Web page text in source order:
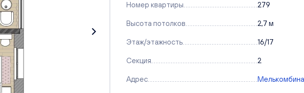
Номер квартиры 279
Высота потолков 2,7 м
Этаж/этажность 16/17
Секция 2
Адрес